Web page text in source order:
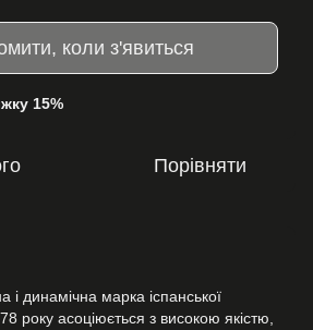
коли з'явиться
15%
Порівняти
динамічна марка іспанської
року асоціюється з високою якістю,